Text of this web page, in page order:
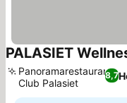
PALASIET
8,7
Panoramarestaurant
Club Palasiet